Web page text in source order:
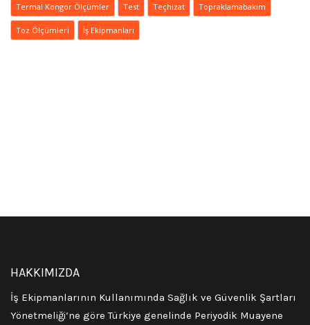
Termal Kongor Ölçümler Test Teçhizat Topraklamabakim
Toz Ölçümleri İş Ekipmanları
HAKKIMIZDA
İş Ekipmanlarının Kullanımında Sağlık ve Güvenlik Şartları
Yönetmeliği’ne göre Türkiye genelinde Periyodik Muayene